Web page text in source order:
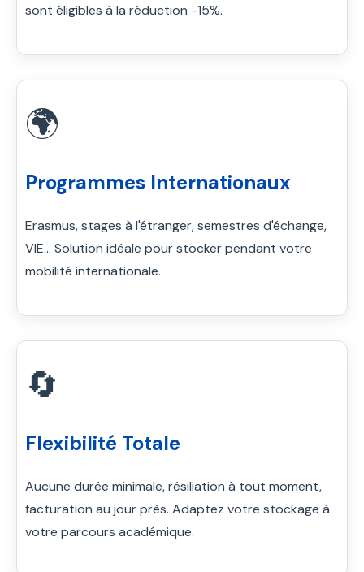
sont éligibles à la réduction -15%.
🌍
Programmes Internationaux
Erasmus, stages à l'étranger, semestres d'échange,
VIE... Solution idéale pour stocker pendant votre
mobilité internationale.
🔄
Flexibilité Totale
Aucune durée minimale, résiliation à tout moment,
facturation au jour près. Adaptez votre stockage à
votre parcours académique.